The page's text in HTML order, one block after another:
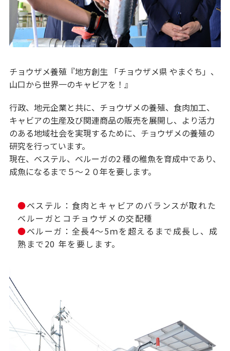
チョウザメ養殖『地方創生 「チョウザメ県 やまぐち」、
山口から世界一のキャビアを！』
行政、地元企業と共に、チョウザメの養殖、食肉加工、
キャビアの生産及び関連商品の販売を展開し、より活力
のある地域社会を実現するために、チョウザメの養殖の
研究を行っています。
現在、ベステル、ベルーガの2 種の稚魚を育成中であり、
成魚になるまで５～２０年を要します。
ベステル：食肉とキャビアのバランスが取れた
ベルーガとコチョウザメの交配種
ベルーガ：全長4～5ｍを超えるまで成長し、成
熟まで20 年を要します。